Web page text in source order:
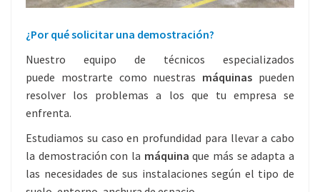
¿Por qué solicitar una demostración?
Nuestro equipo de técnicos especializados
puede mostrarte como nuestras máquinas pueden
resolver los problemas a los que tu empresa se
enfrenta.
Estudiamos su caso en profundidad para llevar a cabo
la demostración con la máquina que más se adapta a
las necesidades de sus instalaciones según el tipo de